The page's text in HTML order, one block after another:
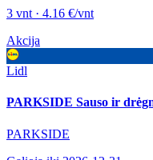
3 vnt · 4.16 €/vnt
Akcija
Lidl
PARKSIDE Sauso ir
PARKSIDE